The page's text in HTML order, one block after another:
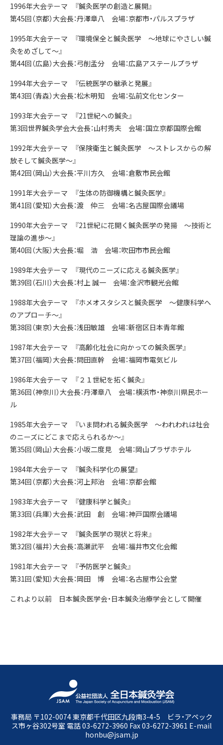
1996年大会テーマ 『鍼灸医学の創造と展開』
第45回（京都）大会長：丹澤章八 会場：京都市・パルスプラザ
1995年大会テーマ 『環境保全と鍼灸医学 ～地球にやさしい鍼
灸をめざして～』
第44回（広島）大会長：弓削盂分 会場：広島アステールプラザ
1994年大会テーマ 『伝統医学の継承と発展』
第43回（青森）大会長：松木明知 会場：弘前文化センター
1993年大会テーマ 『21世紀への鍼灸』
第3回世界鍼灸学会大会長：山村秀夫 会場：国立京都国際会館
1992年大会テーマ 『保険衛生と鍼灸医学 ～ストレスからの解
放そして鍼灸医学～』
第42回（岡山）大会長：平川方久 会場：倉敷市民会館
1991年大会テーマ 『生体の防御機構と鍼灸医学』
第41回（愛知）大会長：渡 仲三 会場：名古屋国際会議場
1990年大会テーマ 『21世紀に花開く鍼灸医学の発揚 ～技術と
理論の進歩～』
第40回（大阪）大会長：堀 浩 会場：吹田市市民会館
1989年大会テーマ 『現代のニーズに応える鍼灸医学』
第39回（石川）大会長：村上 誠一 会場：金沢市観光会館
1988年大会テーマ 『ホメオスタシスと鍼灸医学 ～健康科学へ
のアプローチ～』
第38回（東京）大会長：浅田敏雄 会場：新宿区日本青年館
1987年大会テーマ 『高齢化社会に向かっての鍼灸医学』
第37回（福岡）大会長：問田直幹 会場：福岡市電気ビル
1986年大会テーマ 『２１世紀を拓く鍼灸』
第36回（神奈川）大会長：丹澤章八 会場：横浜市・神奈川県民ホー
ル
1985年大会テーマ 『いま問われる鍼灸医学 ～われわれは社会
のニーズにどこまで応えられるか～』
第35回（岡山）大会長：小坂二度見 会場：岡山プラザホテル
1984年大会テーマ 『鍼灸科学化の展望』
第34回（京都）大会長：河上邦治 会場：京都会館
1983年大会テーマ 『健康科学と鍼灸』
第33回（兵庫）大会長：武田 創 会場：神戸国際会議場
1982年大会テーマ 『鍼灸医学の現状と将来』
第32回（福井）大会長：高瀬武平 会場：福井市文化会館
1981年大会テーマ 『予防医学と鍼灸』
第31回（愛知）大会長：岡田 博 会場：名古屋市公会堂
これより以前 日本鍼灸医学会・日本鍼灸治療学会として開催
事務局 〒102-0074 東京都千代田区九段南3-4-5 ビラ・アペック
ス市ヶ谷302号室 電話 03-6272-3960 Fax 03-6272-3961 E-mail
honbu@jsam.jp